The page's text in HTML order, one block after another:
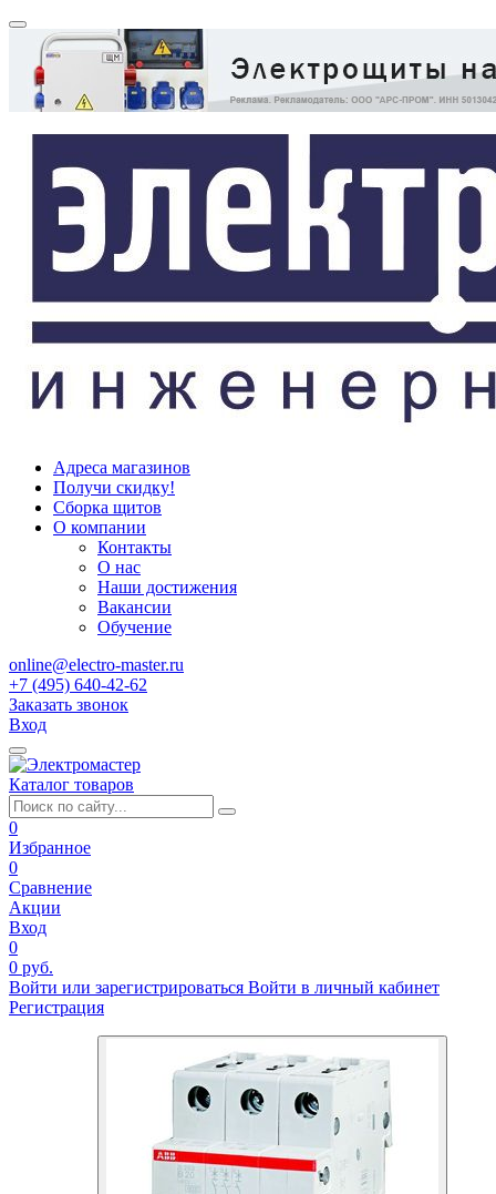
Адреса магазинов
Получи скидку!
Сборка щитов
О компании
Контакты
О нас
Наши достижения
Вакансии
Обучение
online@electro-master.ru
+7 (495) 640-42-62
Заказать звонок
Вход
Каталог товаров
0
Избранное
0
Сравнение
Акции
Вход
0
0 руб.
Войти или зарегистрироваться Войти в личный кабинет
Регистрация